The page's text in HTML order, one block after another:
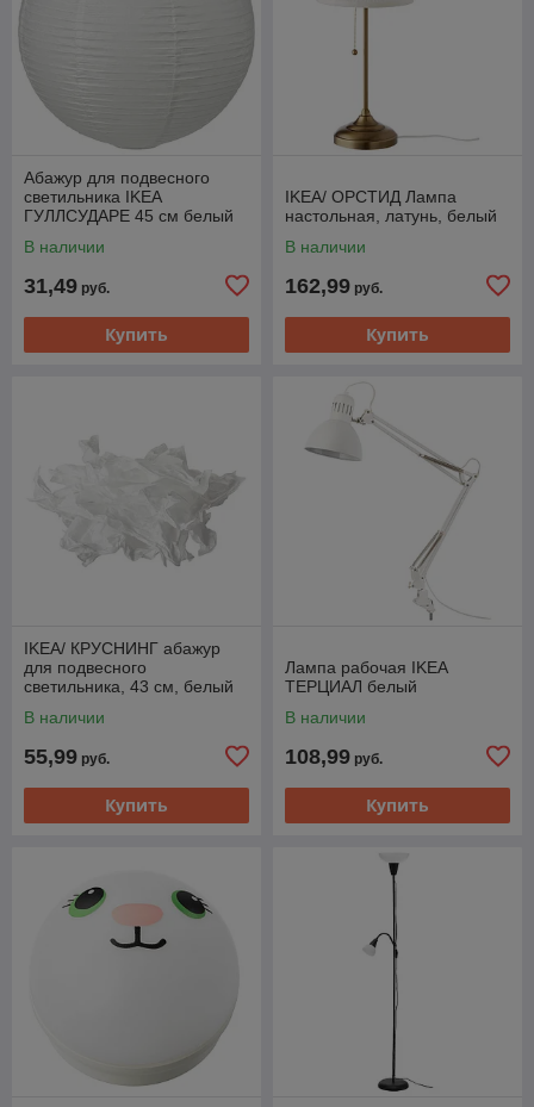
Абажур для подвесного
светильника IKEA
ГУЛЛСУДАРЕ 45 см белый
В наличии
31,49 руб.
Купить
IKEA/ ОРСТИД Лампа
настольная, латунь, белый
В наличии
162,99 руб.
Купить
IKEA/ КРУСНИНГ абажур
для подвесного
светильника, 43 см, белый
В наличии
55,99 руб.
Купить
Лампа рабочая IKEA
ТЕРЦИАЛ белый
В наличии
108,99 руб.
Купить